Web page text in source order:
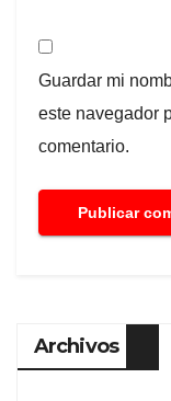
Guardar mi
este navegador
comentario.
Archivos